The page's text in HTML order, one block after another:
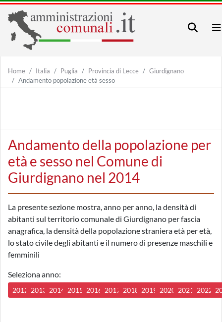
Home Italia Puglia Provincia di Lecce
Giurdignano
Andamento popolazione età sesso
Andamento della popolazione per
età e sesso nel Comune di
Giurdignano nel 2014
La presente sezione mostra, anno per anno, la densità di
abitanti sul territorio comunale di Giurdignano per fascia
anagrafica, la densità della popolazione straniera età per età,
lo stato civile degli abitanti e il numero di presenze maschili e
femminili
Seleziona anno:
2012 2013 2014 2015 2016 2017 2018 2019 2020 2021 2022